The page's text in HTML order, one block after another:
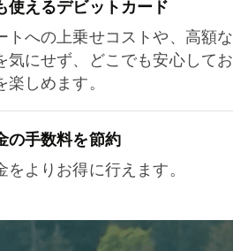
使えるデビットカード
トへの上乗せコストや、高額な
気にせず、どこでも安心してお
楽しめます。
の手数料を節約
をよりお得に行えます。